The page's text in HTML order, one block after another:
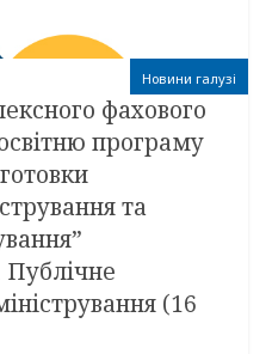
Новини галузі
фахового
програму
та
Публічне
(16